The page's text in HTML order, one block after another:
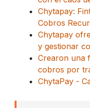
Chytapay:
Cobros
Chytapay
y gestionar
Crearon una
cobros por
ChytaPay -